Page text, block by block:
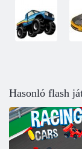
Hasonló flash